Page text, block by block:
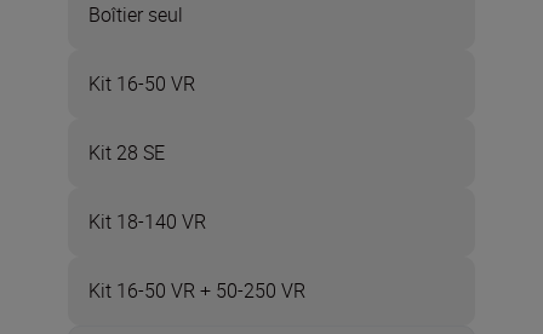
Boîtier seul
Kit 16-50 VR
Kit 28 SE
Kit 18-140 VR
Kit 16-50 VR + 50-250 VR